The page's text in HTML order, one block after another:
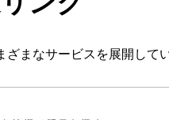
まなサービスを展開してい